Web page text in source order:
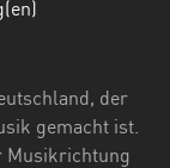
der
gemacht ist.
Musikrichtung